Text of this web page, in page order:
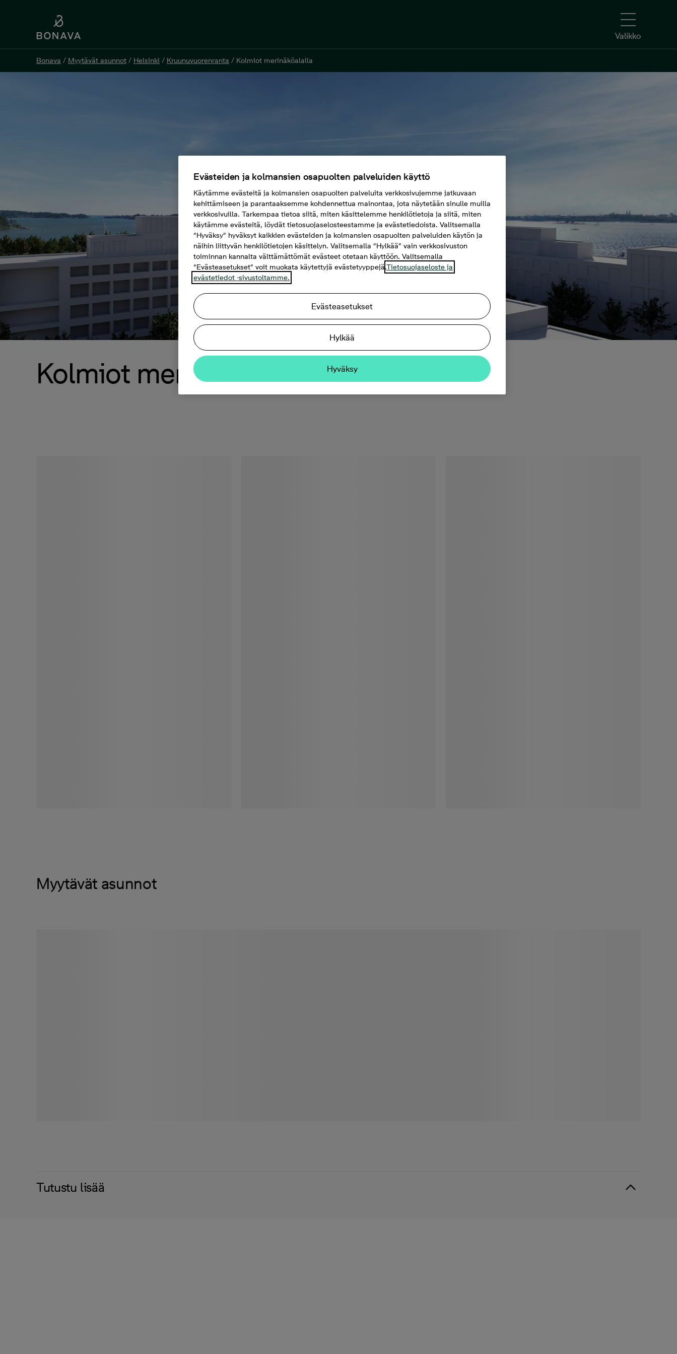
Valikko
Bonava / Myytävät asunnot / Helsinki / Kruunuvuorenranta / Kolmiot merinäköalalla
Kolmiot merinäköalalla
Myytävät asunnot
Tutustu lisää
Evästeiden ja kolmansien osapuolten palveluiden käyttö
Käytämme evästeitä ja kolmansien osapuolten palveluita verkkosivujemme jatkuvaan
kehittämiseen ja parantaaksemme kohdennettua mainontaa, jota näytetään sinulle muilla
verkkosivuilla. Tarkempaa tietoa siitä, miten käsittelemme henkilötietoja ja siitä, miten
käytämme evästeitä, löydät tietosuojaselosteestamme ja evästetiedoista. Valitsemalla
“Hyväksy” hyväksyt kaikkien evästeiden ja kolmansien osapuolten palveluiden käytön ja
näihin liittyvän henkilötietojen käsittelyn. Valitsemalla “Hylkää” vain verkkosivuston
toiminnan kannalta välttämättömät evästeet otetaan käyttöön. Valitsemalla
“Evästeasetukset” voit muokata käytettyjä evästetyyppejä.Tietosuojaseloste ja
evästetiedot -sivustoltamme.
Evästeasetukset
Hylkää
Hyväksy